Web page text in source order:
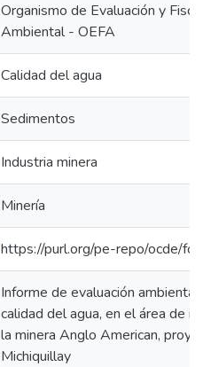
Organismo de Evaluación y
Ambiental - OEFA
Calidad del agua
Sedimentos
Industria minera
Minería
https://purl.org/pe-repo/ocde/
Informe de evaluación ambiental
calidad del agua, en el área de
la minera Anglo American,
Michiquillay